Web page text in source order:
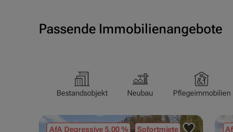
Passende Immobilienangebote
Bestandsobjekt Neubau Pflegeimmobilien
AfA Degressive 5,00 % Sofortmiete